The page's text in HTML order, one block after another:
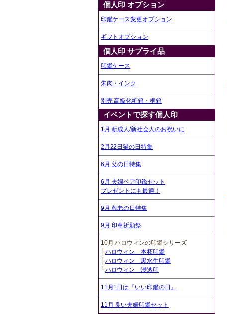
個人印 オプション
印鑑ケース変更オプション
ギフトオプション
個人印 サプライ品
印鑑ケース
朱肉・インク
別売 高級化粧箱・桐箱
イベントで探す個人印
1月 新成人/新社会人のお祝いに
2月22日猫の日特集
6月 父の日特集
6月 夫婦ペア印鑑セット
プレゼントにも最適！
9月 敬老の日特集
9月 印章祈願祭
10月 ハロウィンの印鑑シリーズ
├ハロウィン 本柘印鑑
├ハロウィン 黒水牛印鑑
└ハロウィン 浸透印
11月1日は『いい印鑑の日』
11月 良い夫婦印鑑セット